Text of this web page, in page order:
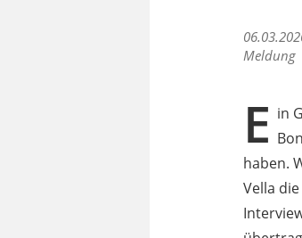
Meldung
E in
haben.
Vella